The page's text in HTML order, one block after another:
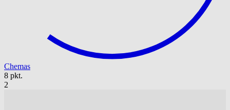
Chemas
8 pkt.
2